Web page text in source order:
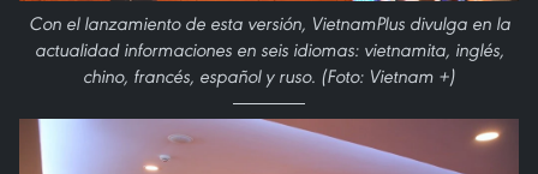
Con el lanzamiento de esta versión, VietnamPlus divulga en la
actualidad informaciones en seis idiomas: vietnamita, inglés,
chino, francés, español y ruso. (Foto: Vietnam +)